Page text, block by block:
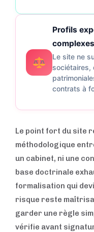
Profils
complexes
Le site ne
sociétaires,
contrats à
Le point fort du site
méthodologique
un cabinet, ni une
base doctrinale
formalisation qui
risque reste
garder une règle
vérifie avant